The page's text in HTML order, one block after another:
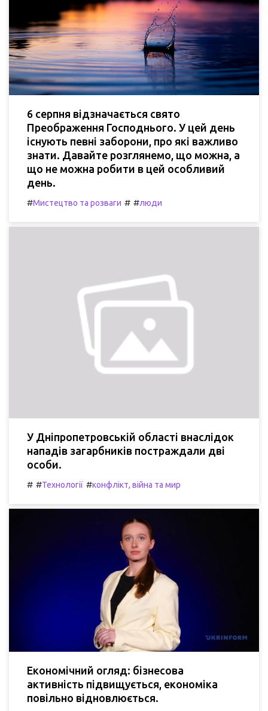
6 серпня відзначається свято
Преображення Господнього. У цей день
існують певні заборони, про які важливо
знати. Давайте розглянемо, що можна, а
що не можна робити в цей особливий
день.
#Мистецтво та розваги # #люди
У Дніпропетровській області внаслідок
нападів загарбників постраждали дві
особи.
# #Технології #конфлікт, війна та мир
Економічний огляд: бізнесова
активність підвищується, економіка
повільно відновлюється.